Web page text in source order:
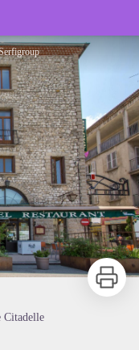
Imprimer
Citadelle